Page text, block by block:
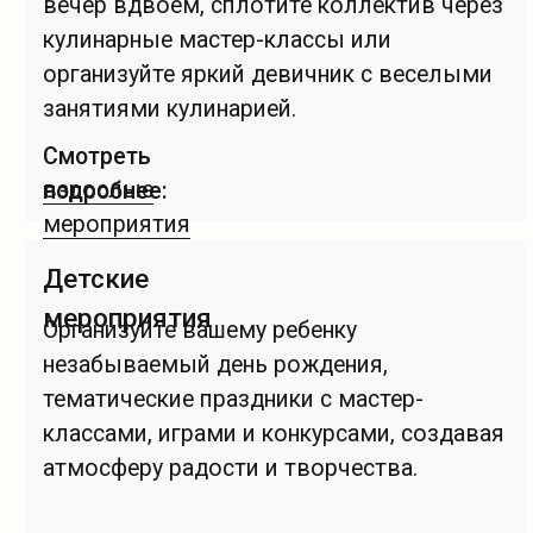
новые знания + обед или ужин,
приготовленный своими руками.
Мы предлагаем вам на выбор три варианта
программы мастер-класса, каждая
из которых будет состоять из 3-х